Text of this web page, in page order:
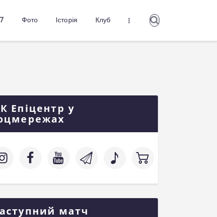
Фото Історія Клуб
Епіцентр у
матч